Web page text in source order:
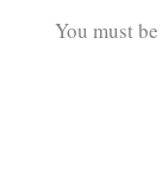
You must be